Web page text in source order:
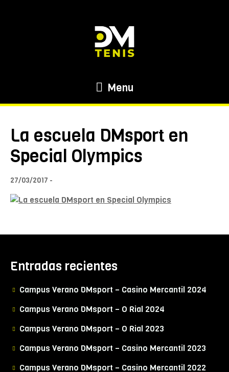
Menu
La escuela DMsport en
Special Olympics
27/03/2017
Entradas recientes
Campus Verano DMsport – Casino Mercantil 2024
Campus Verano DMsport – O Rial 2024
Campus Verano DMsport – O Rial 2023
Campus Verano DMsport – Casino Mercantil 2023
Campus Verano DMsport – Casino Mercantil 2022